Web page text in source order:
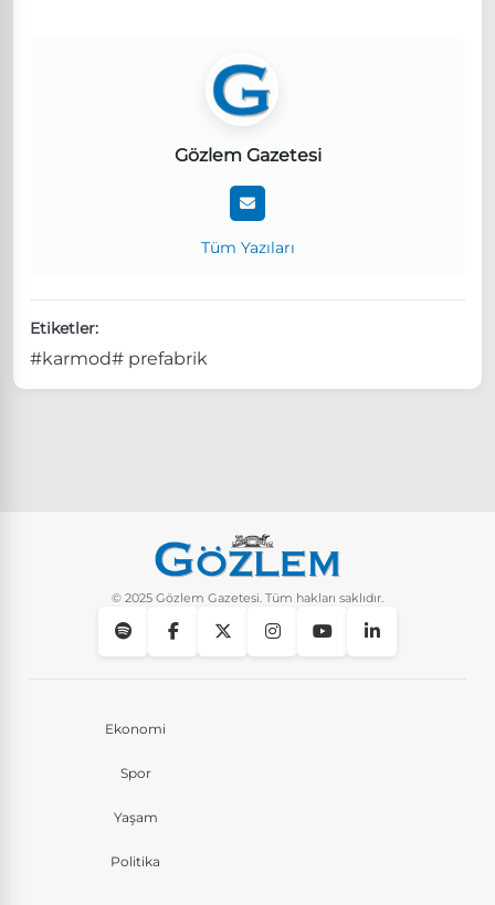
Gözlem Gazetesi
Tüm Yazıları
Etiketler:
#karmod# prefabrik
© 2025 Gözlem Gazetesi. Tüm hakları saklıdır.
Ekonomi
Spor
Yaşam
Politika